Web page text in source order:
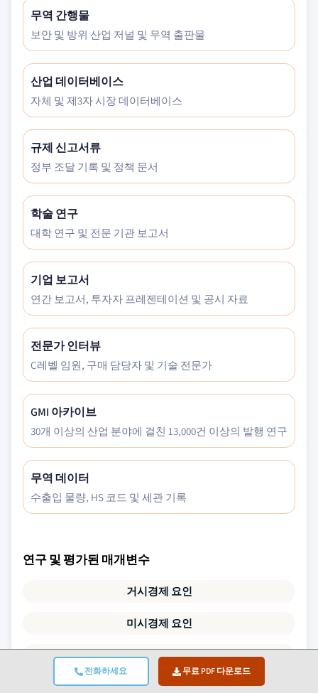
전화하세요 무료 PDF 다운로드
무역 간행물
보안 및 방위 산업 저널 및 무역 출판물
산업 데이터베이스
자체 및 제3자 시장 데이터베이스
규제 신고서류
정부 조달 기록 및 정책 문서
학술 연구
대학 연구 및 전문 기관 보고서
기업 보고서
연간 보고서, 투자자 프레젠테이션 및 공시 자료
전문가 인터뷰
C레벨 임원, 구매 담당자 및 기술 전문가
GMI 아카이브
30개 이상의 산업 분야에 걸친 13,000건 이상의 발행 연구
무역 데이터
수출입 물량, HS 코드 및 세관 기록
연구 및 평가된 매개변수
거시경제 요인
미시경제 요인
기술 및 혁신
규제 및 정치 환경